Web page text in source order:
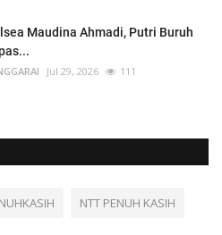
Maudina Ahmadi, Putri Buruh
Jul 29, 2026 111
NTT PENUH KASIH